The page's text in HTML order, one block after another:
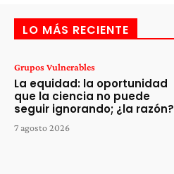
LO MÁS RECIENTE
Grupos Vulnerables
La equidad: la oportunidad
que la ciencia no puede
seguir ignorando; ¿la razón?
7 agosto 2026